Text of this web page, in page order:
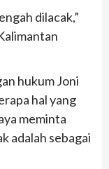
dilacak,”
hukum Joni
hal yang
meminta
adalah sebagai